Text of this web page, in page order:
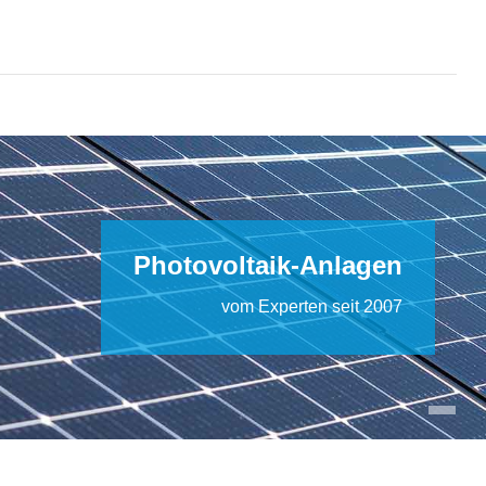
Photovoltaik-Anlagen
vom Experten seit 2007